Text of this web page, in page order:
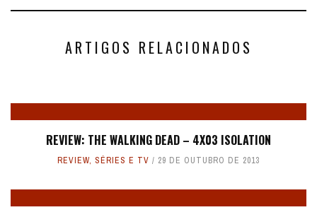
ARTIGOS RELACIONADOS
REVIEW: THE WALKING DEAD – 4X03 ISOLATION
REVIEW, SÉRIES E TV 29 DE OUTUBRO DE 2013